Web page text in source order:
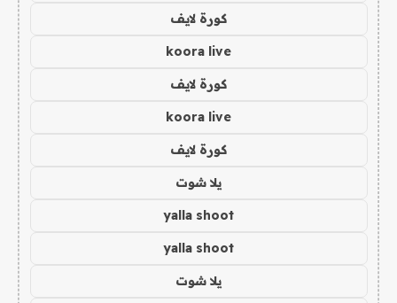
كورة لايف
koora live
كورة لايف
koora live
كورة لايف
يلا شوت
yalla shoot
yalla shoot
يلا شوت